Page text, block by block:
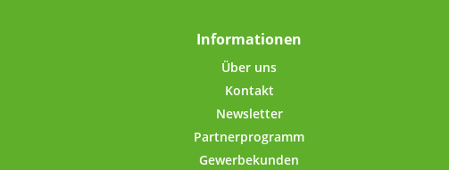
Informationen
Über uns
Kontakt
Newsletter
Partnerprogramm
Gewerbekunden